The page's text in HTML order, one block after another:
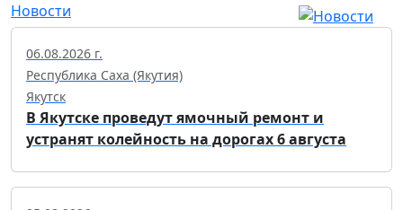
Новости
06.08.2026 г.
Республика Саха (Якутия)
Якутск
В Якутске проведут ямочный ремонт и
устранят колейность на дорогах 6 августа